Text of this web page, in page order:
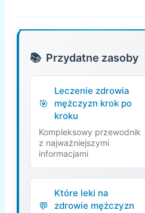
Przydatne zasoby
Leczenie zdrowia
mężczyzn krok po
kroku
Kompleksowy przewodnik
z najważniejszymi
informacjami
Które leki na
zdrowie mężczyzn